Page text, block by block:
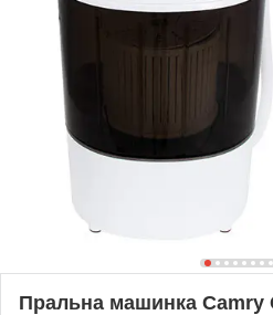
Пральна машинка Сamry